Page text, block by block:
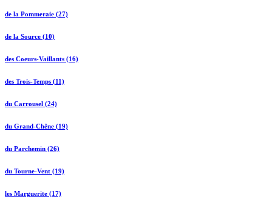
de la Pommeraie (27)
de la Source (10)
des Coeurs-Vaillants (16)
des Trois-Temps (11)
du Carrousel (24)
du Grand-Chêne (19)
du Parchemin (26)
du Tourne-Vent (19)
les Marguerite (17)